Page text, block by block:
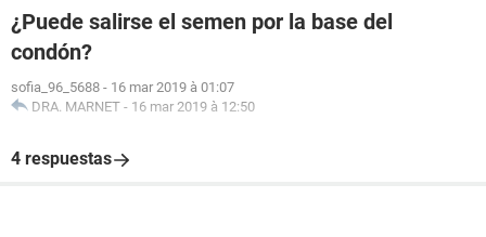
¿Puede salirse el semen por la base del
condón?
sofia_96_5688 - 16 mar 2019 à 01:07
DRA. MARNET - 16 mar 2019 à 12:50
4 respuestas